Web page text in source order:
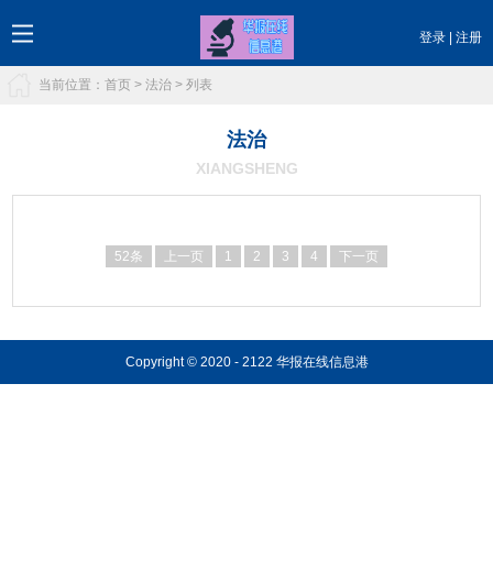
登录 注册
当前位置： 首页 > 法治 > 列表
法治
XIANGSHENG
52条 上一页 1 2 3 4 下一页
Copyright © 2020 - 2122 华报在线信息港